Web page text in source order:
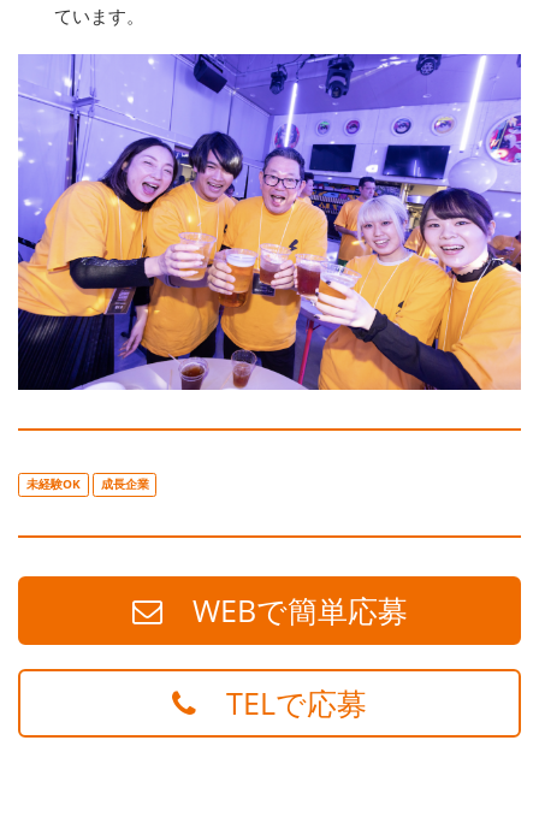
ています。
未経験OK 成長企業
WEBで簡単応募
TELで応募